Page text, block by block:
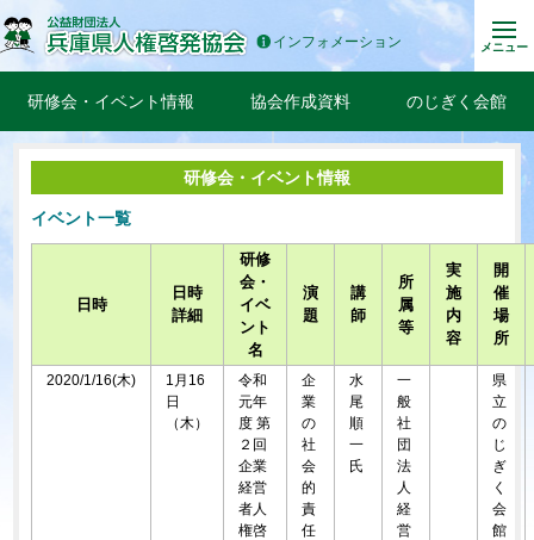
インフォメーション メニュー
研修会・イベント情報 協会作成資料 のじぎく会館
研修会・イベント情報
イベント一覧
日時
日時
詳細
研修
会・
イベ
ント
名
演
題
講
師
所
属
等
実
施
内
容
開
催
場
所
2020/1/16(木)
1月16
日
（木）
令和
元年
度 第
２回
企業
経営
者人
権啓
企
業
の
社
会
的
責
任
水
尾
順
一
氏
一
般
社
団
法
人
経
営
県
立
の
じ
ぎ
く
会
館